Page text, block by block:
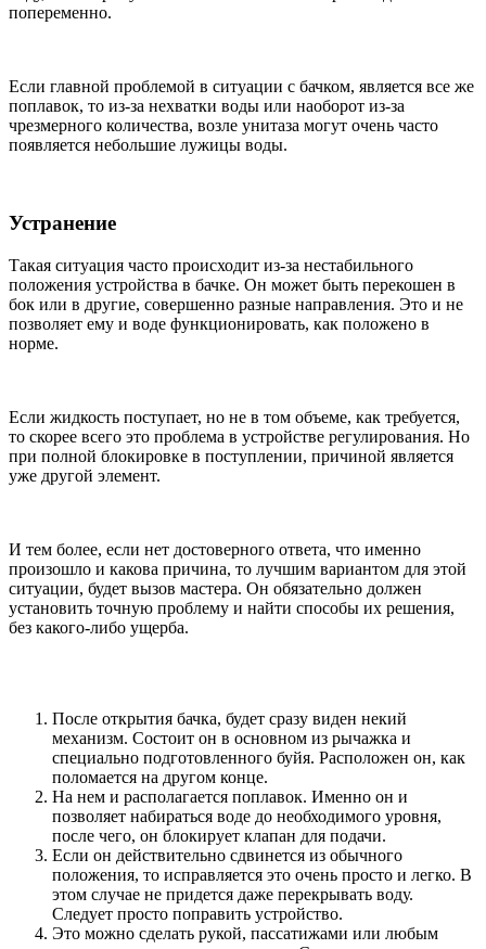
попеременно.
Если главной проблемой в ситуации с бачком, является все же
поплавок, то из-за нехватки воды или наоборот из-за
чрезмерного количества, возле унитаза могут очень часто
появляется небольшие лужицы воды.
Устранение
Такая ситуация часто происходит из-за нестабильного
положения устройства в бачке. Он может быть перекошен в
бок или в другие, совершенно разные направления. Это и не
позволяет ему и воде функционировать, как положено в
норме.
Если жидкость поступает, но не в том объеме, как требуется,
то скорее всего это проблема в устройстве регулирования. Но
при полной блокировке в поступлении, причиной является
уже другой элемент.
И тем более, если нет достоверного ответа, что именно
произошло и какова причина, то лучшим вариантом для этой
ситуации, будет вызов мастера. Он обязательно должен
установить точную проблему и найти способы их решения,
без какого-либо ущерба.
После открытия бачка, будет сразу виден некий
механизм. Состоит он в основном из рычажка и
специально подготовленного буйя. Расположен он, как
поломается на другом конце.
На нем и располагается поплавок. Именно он и
позволяет набираться воде до необходимого уровня,
после чего, он блокирует клапан для подачи.
Если он действительно сдвинется из обычного
положения, то исправляется это очень просто и легко. В
этом случае не придется даже перекрывать воду.
Следует просто поправить устройство.
Это можно сделать рукой, пассатижами или любым